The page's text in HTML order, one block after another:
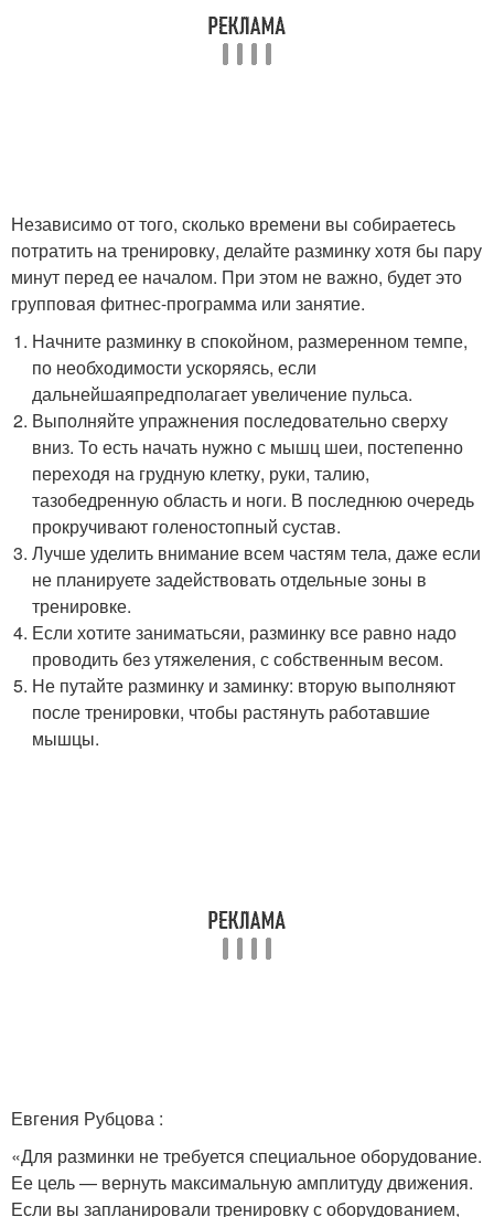
Независимо от того, сколько времени вы собираетесь
потратить на тренировку, делайте разминку хотя бы пару
минут перед ее началом. При этом не важно, будет это
групповая фитнес-программа или занятие.
Начните разминку в спокойном, размеренном темпе,
по необходимости ускоряясь, если
дальнейшаяпредполагает увеличение пульса.
Выполняйте упражнения последовательно сверху
вниз. То есть начать нужно с мышц шеи, постепенно
переходя на грудную клетку, руки, талию,
тазобедренную область и ноги. В последнюю очередь
прокручивают голеностопный сустав.
Лучше уделить внимание всем частям тела, даже если
не планируете задействовать отдельные зоны в
тренировке.
Если хотите заниматьсяи, разминку все равно надо
проводить без утяжеления, с собственным весом.
Не путайте разминку и заминку: вторую выполняют
после тренировки, чтобы растянуть работавшие
мышцы.
Евгения Рубцова :
«Для разминки не требуется специальное оборудование.
Ее цель — вернуть максимальную амплитуду движения.
Если вы запланировали тренировку с оборудованием,